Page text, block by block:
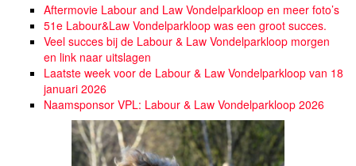
Aftermovie Labour and Law Vondelparkloop en meer foto’s
51e Labour&Law Vondelparkloop was een groot succes.
Veel succes bij de Labour & Law Vondelparkloop morgen
en link naar uitslagen
Laatste week voor de Labour & Law Vondelparkloop van 18
januari 2026
Naamsponsor VPL: Labour & Law Vondelparkloop 2026